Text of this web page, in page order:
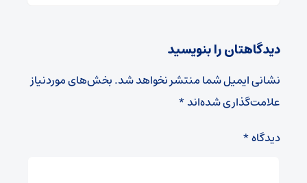
دیدگاهتان را بنویسید
نشانی ایمیل شما منتشر نخواهد شد.بخش‌های موردنیاز
علامت‌گذاری شده‌اند*
دیدگاه*